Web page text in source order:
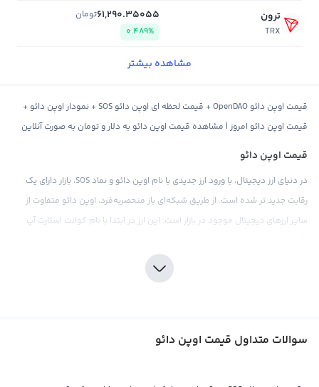
ترون
TRX
61,290.35055تومان
0.489%
مشاهده بیشتر
قیمت اوپن دائو OpenDAO + قیمت لحظه ای اوپن دائو SOS + نمودار اوپن دائو +
قیمت اوپن دائو امروز | مشاهده قیمت اوپن دائو به دلار و تومان به صورت آنلاین
قیمت اوپن دائو
در دنیای ارز دیجیتال، با ورود ارز جدیدی با نام اوپن دائو و نماد SOS، بازار دارای یک
رقابت جدید تر شده است. از طریق شبکه‌ای باز منحصربه‌فرد، اوپن دائو متفاوت از
سایر ارزهای دیجیتال موجود در بازار است. این ارز در ابتدا با نام کوانت استارت آپ
یک پلتفرم برای تبدیل ارزهای سنتی به دیجیتال به سادگی و با کارایی‌ بیشتر است.
سیاسی، اجتماعی و فاندامنتال نیز بر روی آن تأثیر می‌گذارند. با ورود اوپن دائو به
سوالات متداول قیمت اوپن دائو